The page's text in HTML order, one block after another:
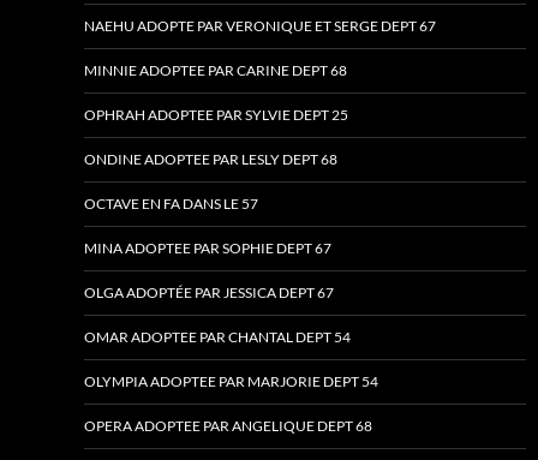
NAEHU ADOPTE PAR VERONIQUE ET SERGE DEPT 67
MINNIE ADOPTEE PAR CARINE DEPT 68
OPHRAH ADOPTEE PAR SYLVIE DEPT 25
ONDINE ADOPTEE PAR LESLY DEPT 68
OCTAVE EN FA DANS LE 57
MINA ADOPTEE PAR SOPHIE DEPT 67
OLGA ADOPTÉE PAR JESSICA DEPT 67
OMAR ADOPTEE PAR CHANTAL DEPT 54
OLYMPIA ADOPTEE PAR MARJORIE DEPT 54
OPERA ADOPTEE PAR ANGELIQUE DEPT 68